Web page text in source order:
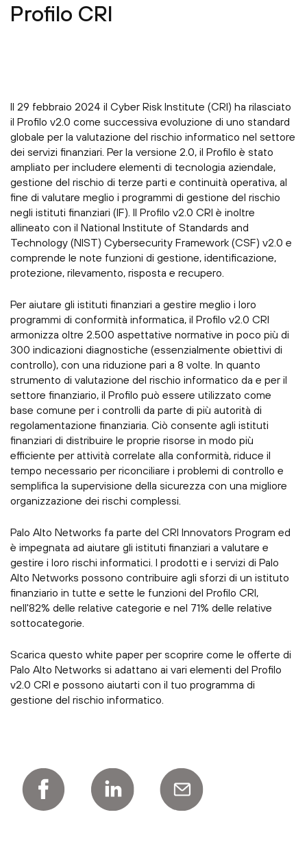
Profilo CRI
Il 29 febbraio 2024 il Cyber Risk Institute (CRI) ha rilasciato
il Profilo v2.0 come successiva evoluzione di uno standard
globale per la valutazione del rischio informatico nel settore
dei servizi finanziari. Per la versione 2.0, il Profilo è stato
ampliato per includere elementi di tecnologia aziendale,
gestione del rischio di terze parti e continuità operativa, al
fine di valutare meglio i programmi di gestione del rischio
negli istituti finanziari (IF). Il Profilo v2.0 CRI è inoltre
allineato con il National Institute of Standards and
Technology (NIST) Cybersecurity Framework (CSF) v2.0 e
comprende le note funzioni di gestione, identificazione,
protezione, rilevamento, risposta e recupero.
Per aiutare gli istituti finanziari a gestire meglio i loro
programmi di conformità informatica, il Profilo v2.0 CRI
armonizza oltre 2.500 aspettative normative in poco più di
300 indicazioni diagnostiche (essenzialmente obiettivi di
controllo), con una riduzione pari a 8 volte. In quanto
strumento di valutazione del rischio informatico da e per il
settore finanziario, il Profilo può essere utilizzato come
base comune per i controlli da parte di più autorità di
regolamentazione finanziaria. Ciò consente agli istituti
finanziari di distribuire le proprie risorse in modo più
efficiente per attività correlate alla conformità, riduce il
tempo necessario per riconciliare i problemi di controllo e
semplifica la supervisione della sicurezza con una migliore
organizzazione dei rischi complessi.
Palo Alto Networks fa parte del CRI Innovators Program ed
è impegnata ad aiutare gli istituti finanziari a valutare e
gestire i loro rischi informatici. I prodotti e i servizi di Palo
Alto Networks possono contribuire agli sforzi di un istituto
finanziario in tutte e sette le funzioni del Profilo CRI,
nell'82% delle relative categorie e nel 71% delle relative
sottocategorie.
Scarica questo white paper per scoprire come le offerte di
Palo Alto Networks si adattano ai vari elementi del Profilo
v2.0 CRI e possono aiutarti con il tuo programma di
gestione del rischio informatico.